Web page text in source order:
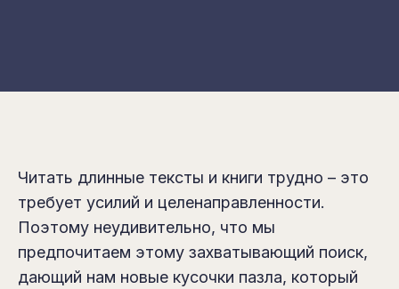
Читать длинные тексты и книги трудно – это
требует усилий и целенаправленности.
Поэтому неудивительно, что мы
предпочитаем этому захватывающий поиск,
дающий нам новые кусочки пазла, который